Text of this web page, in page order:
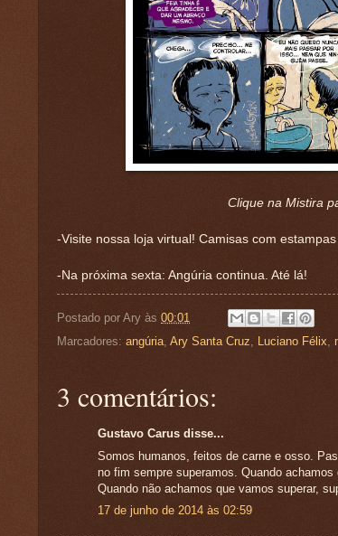
Clique na Mistira
-Visite nossa loja virtual! Camisas com
-Na próxima sexta: Angúria continua. Até lá!
Postado por Ary às 00:01
Marcadores: angúria, Ary Santa Cruz, Luciano Félix,
3 comentários:
Gustavo Carus disse...
Somos humanos, feitos de carne e osso.
no fim sempre superamos. Quando achamos
Quando não achamos que vamos superar,
17 de junho de 2014 às 02:59